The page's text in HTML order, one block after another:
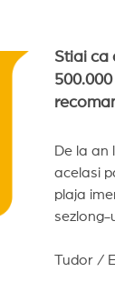
Stiai ca
De la an
acelasi
plaja
sezlong-
Tudor /